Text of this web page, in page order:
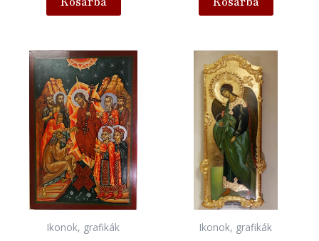
Ikonok, grafikák Ikonok, grafikák